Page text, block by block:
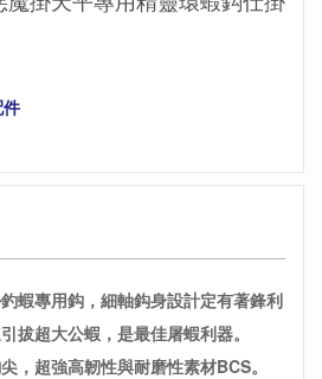
蝦專用鈎，細軸鈎身設計定有著鋒利
拔超大公蝦，是最佳屠蝦利器。
，超強高韌性與耐磨性素材BCS。